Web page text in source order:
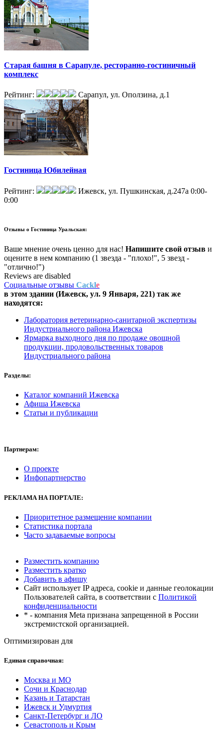
Старая башня в Сарапуле, ресторанно-гостиничный
комплекс
Рейтинг: Сарапул, ул. Оползина, д.1
Гостиница Юбилейная
Рейтинг: Ижевск, ул. Пушкинская, д.247а 0:00-
0:00
Отзывы о Гостиница Уральская:
Ваше мнение очень ценно для нас! Напишите свой отзыв и
оцените в нем компанию (1 звезда - "плохо!", 5 звезд -
"отлично!")
Reviews are disabled
Социальные отзывы Cackle
в этом здании (Ижевск, ул. 9 Января, 221) так же
находятся:
Лаборатория ветеринарно-санитарной экспертизы
Индустриального района Ижевска
Ярмарка выходного дня по продаже овощной
продукции, продовольственных товаров
Индустриального района
Разделы:
Каталог компаний Ижевска
Афиша Ижевска
Статьи и публикации
Партнерам:
О проекте
Инфопартнерство
РЕКЛАМА НА ПОРТАЛЕ:
Приоритетное размещение компании
Статистика портала
Часто задаваемые вопросы
Разместить компанию
Разместить кратко
Добавить в афишу
Сайт использует IP адреса, cookie и данные геолокации
Пользователей сайта, в соответствии с Политикой
конфиденциальности
* - компания Meta признана запрещенной в России
экстремистской организацией.
Оптимизирован для
Единая справочная:
Москва и МО
Сочи и Краснодар
Казань и Татарстан
Ижевск и Удмуртия
Санкт-Петербург и ЛО
Севастополь и Крым